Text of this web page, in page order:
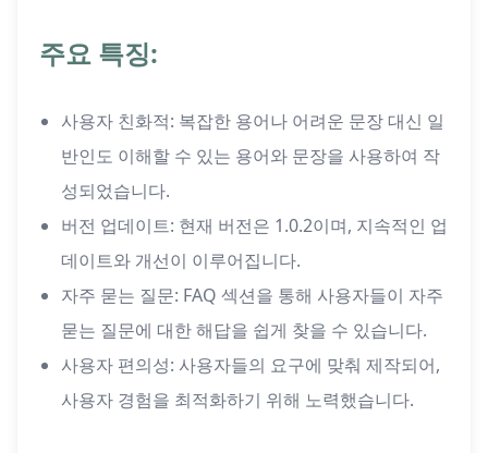
주요 특징:
사용자 친화적: 복잡한 용어나 어려운 문장 대신 일
반인도 이해할 수 있는 용어와 문장을 사용하여 작
성되었습니다.
버전 업데이트: 현재 버전은 1.0.2이며, 지속적인 업
데이트와 개선이 이루어집니다.
자주 묻는 질문: FAQ 섹션을 통해 사용자들이 자주
묻는 질문에 대한 해답을 쉽게 찾을 수 있습니다.
사용자 편의성: 사용자들의 요구에 맞춰 제작되어,
사용자 경험을 최적화하기 위해 노력했습니다.